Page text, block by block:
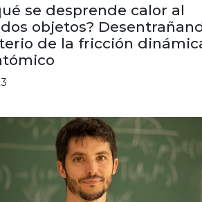
se desprende calor al
objetos?
de la fricción